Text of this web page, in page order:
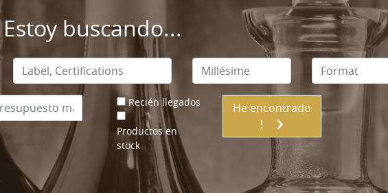
Estoy buscando...
Recién llegados
Productos en
stock
He encontrado
!